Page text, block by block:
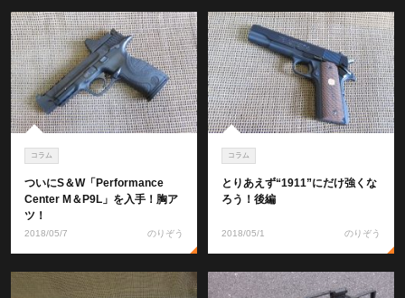
コラム
ついにS＆W「Performance
Center M＆P9L」を入手！胸ア
ツ！
2018/05/7 のりぞう
コラム
とりあえず“1911”にだけ強くな
ろう！後編
2018/05/1 のりぞう